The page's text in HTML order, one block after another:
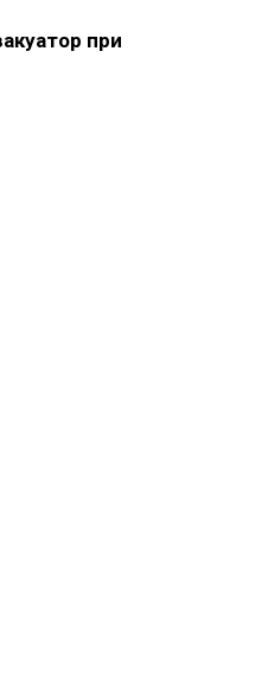
при